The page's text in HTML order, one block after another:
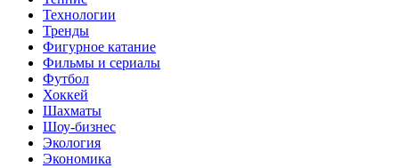
Технологии
Тренды
Фигурное катание
Фильмы и сериалы
Футбол
Хоккей
Шахматы
Шоу-бизнес
Экология
Экономика